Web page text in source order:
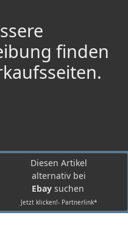
finden
Diesen Artikel
alternativ bei
Ebay suchen
Jetzt klicken!- Partnerlink*